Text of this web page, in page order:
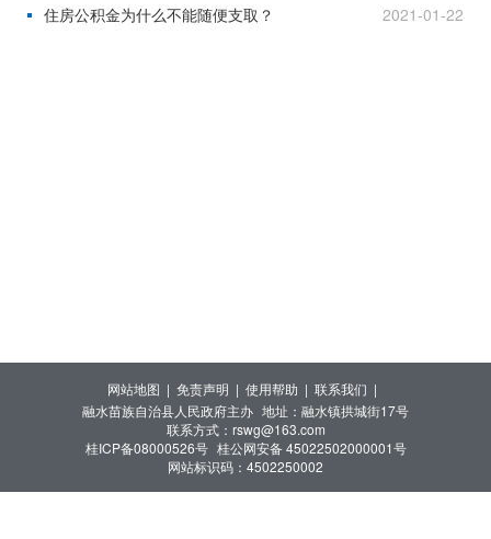
住房公积金为什么不能随便支取？
2021-01-22
网站地图 | 免责声明 | 使用帮助 | 联系我们 |
融水苗族自治县人民政府主办 地址：融水镇拱城街17号
联系方式：rswg@163.com
桂ICP备08000526号 桂公网安备 45022502000001号
网站标识码：4502250002